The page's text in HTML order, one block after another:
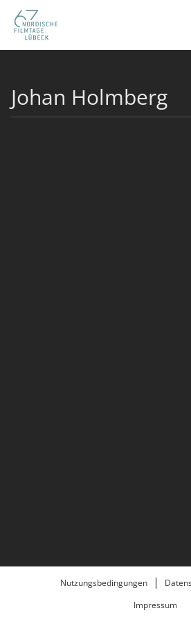
Johan Holmberg
Nutzungsbedingungen
Impressum